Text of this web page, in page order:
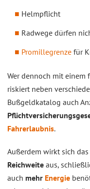
Helmpflicht
Radwege dürfen
Promillegrenze für
Wer dennoch mit einem
riskiert neben
Bußgeldkatalog auch
Fahrerlaubnis.
Außerdem wirkt sich
Reichweite aus,
auch mehr Energie